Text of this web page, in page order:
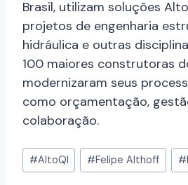
Brasil, utilizam soluções
projetos de engenharia
hidráulica e outras
100 maiores construtoras
modernizaram seus
como orçamentação,
colaboração.
#AltoQI #Felipe Althoff #